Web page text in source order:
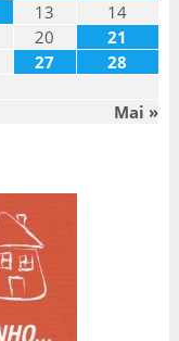
Mai »
13
14
20
21
27
28